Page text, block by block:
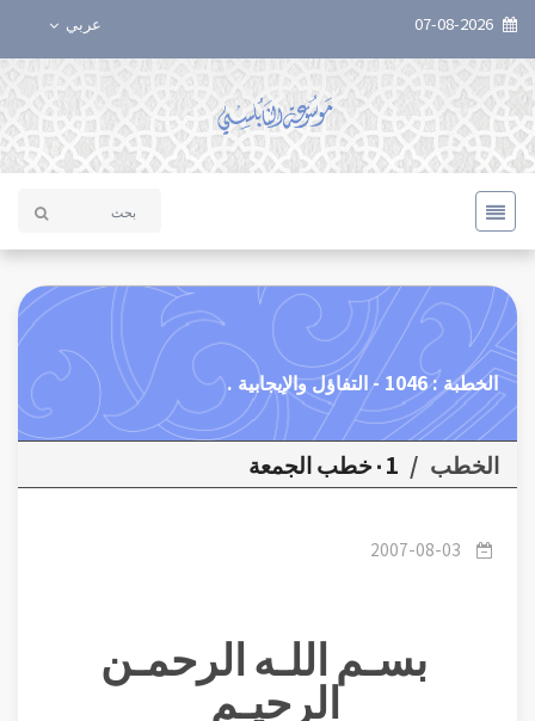
عربي
الخطبة : 1046 - التفاؤل والإيجابية .
الخطب / ٠1خطب الجمعة
2007-08-03
بسـم اللـه الرحمـن
الرحيـم